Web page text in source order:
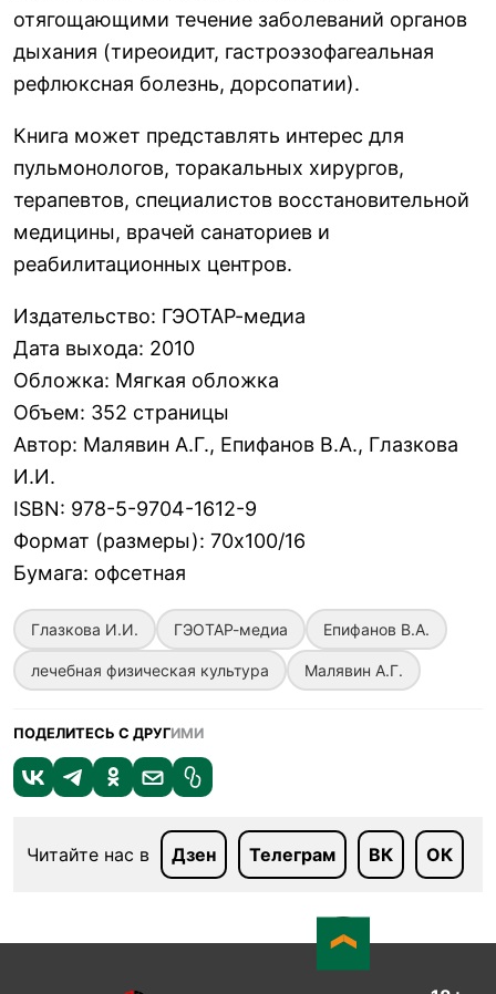
отягощающими течение заболеваний органов
дыхания (тиреоидит, гастроэзофагеальная
рефлюксная болезнь, дорсопатии).
Книга может представлять интерес для
пульмонологов, торакальных хирургов,
терапевтов, специалистов восстановительной
медицины, врачей санаториев и
реабилитационных центров.
Издательство: ГЭОТАР-медиа
Дата выхода: 2010
Обложка: Мягкая обложка
Объем: 352 страницы
Автор: Малявин А.Г., Епифанов В.А., Глазкова
И.И.
ISBN: 978-5-9704-1612-9
Формат (размеры): 70х100/16
Бумага: офсетная
Глазкова И.И. ГЭОТАР-медиа Епифанов В.А.
лечебная физическая культура Малявин А.Г.
ПОДЕЛИТЕСЬ С ДРУГИМИ
Читайте нас в Дзен Телеграм ВК ОК